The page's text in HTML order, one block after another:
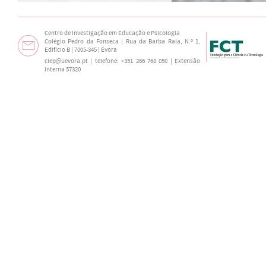
Centro de Investigação em Educação e Psicologia
Colégio Pedro da Fonseca | Rua da Barba Rala, N.º 1,
Edifício B | 7005-345 | Évora
ciep@uevora.pt | telefone: +351 266 768 050 | Extensão
interna 57320